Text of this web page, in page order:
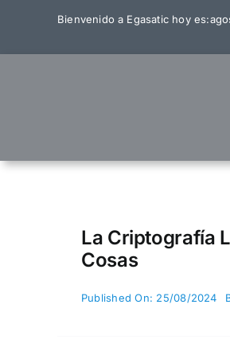
content
Bienvenido a Egasatic hoy
La Criptografía
Cosas
Published On: 25/08/2024